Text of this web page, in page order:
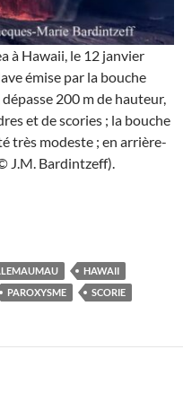
à Hawaii, le 12 janvier
émise par la bouche
200 m de hauteur,
et de scories ; la bouche
très modeste ; en arrière-
J.M. Bardintzeff).
(12)
HAWAII
PAROXYSME SCORIE